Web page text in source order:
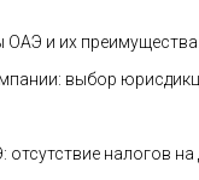
ОАЭ и их преимущества.
выбор
налогов